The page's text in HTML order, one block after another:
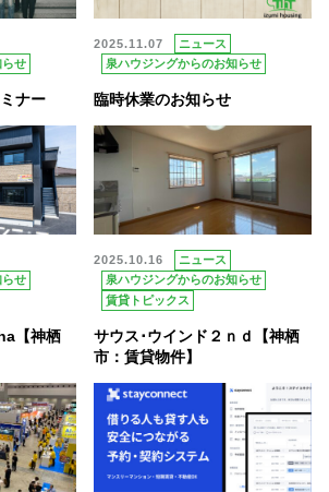
せ
ナー
2025.11.07
ニュース
泉ハウジングからのお知らせ
臨時休業のお知らせ
せ
【神栖
2025.10.16
ニュース
泉ハウジングからのお知らせ
賃貸トピックス
サウス･ウインド２ｎｄ【神栖
市：賃貸物件】